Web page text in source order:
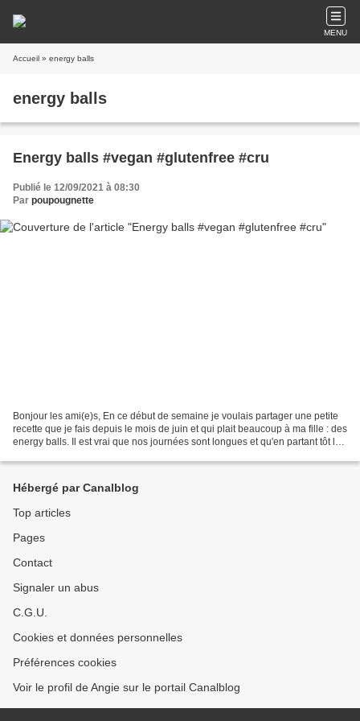
MENU
Accueil » energy balls
energy balls
Energy balls #vegan #glutenfree #cru
Publié le 12/09/2021 à 08:30
Par poupougnette
Bonjour les ami(e)s, En ce début de semaine je voulais partager une petite
recette que je fais depuis le mois de juin et qui plait beaucoup à ma fille : des
energy balls. Il est vrai que nos journées sont longues et qu'en partant tôt le
Hébergé par Canalblog
Top articles
Pages
Contact
Signaler un abus
C.G.U.
Cookies et données personnelles
Préférences cookies
Voir le profil de Angie sur le portail Canalblog